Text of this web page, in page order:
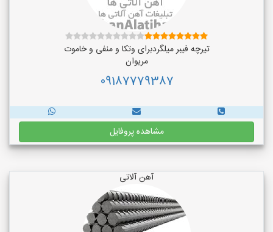
تیرچه فیبر میلگردبرای وتکا و منفی و خاموت
مریوان
09187779387
مشاهده پروفایل
آهن آلاتی